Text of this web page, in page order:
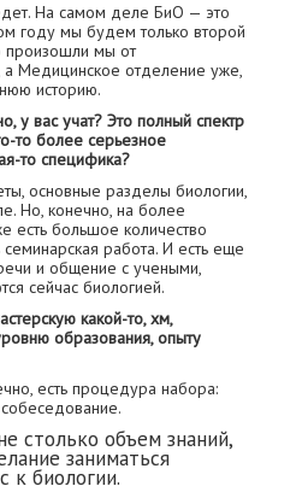
На самом деле БиО — это
году мы будем только второй
произошли мы от
Медицинское отделение уже,
историю.
у вас учат? Это полный спектр
то более серьезное
то специфика?
основные разделы биологии,
Но, конечно, на более
есть большое количество
семинарская работа. И есть еще
и общение с учеными,
сейчас биологией.
какой-то, хм,
образования, опыту
есть процедура набора:
столько объем знаний,
заниматься
к биологии.